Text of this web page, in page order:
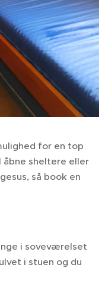
for en top
åbne sheltere eller
så book en
i soveværelset
i stuen og du